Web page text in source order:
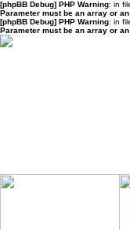
[phpBB Debug] PHP Warning: in
Parameter must be an array or
[phpBB Debug] PHP Warning: in
Parameter must be an array or